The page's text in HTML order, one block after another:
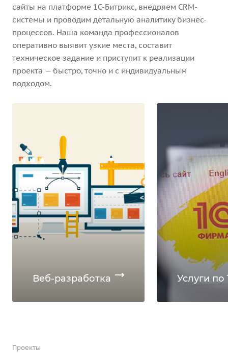
сайты на платформе 1С-Битрикс, внедряем CRM-
системы и проводим детальную аналитику бизнес-
процессов. Наша команда профессионалов
оперативно выявит узкие места, составит
техническое задание и приступит к реализации
проекта — быстро, точно и с индивидуальным
подходом.
Веб-разработка Услуги по
Проекты